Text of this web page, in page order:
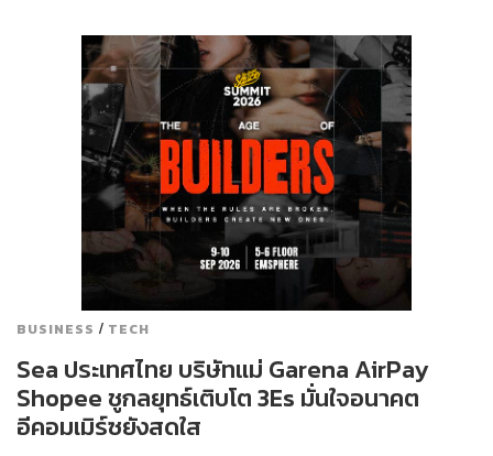
BUSINESS / TECH
Sea ประเทศไทย บริษัทแม่ Garena AirPay
Shopee ชูกลยุทธ์เติบโต 3Es มั่นใจอนาคต
อีคอมเมิร์ซยังสดใส